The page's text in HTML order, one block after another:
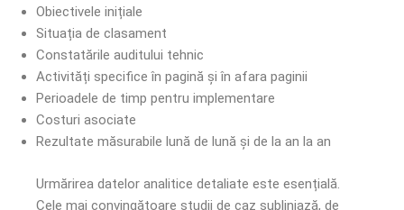
Obiectivele inițiale
Situația de clasament
Constatările auditului tehnic
Activități specifice în pagină și în afara paginii
Perioadele de timp pentru implementare
Costuri asociate
Rezultate măsurabile lună de lună și de la an la an
Urmărirea datelor analitice detaliate este esențială.
Cele mai convingătoare studii de caz subliniază, de